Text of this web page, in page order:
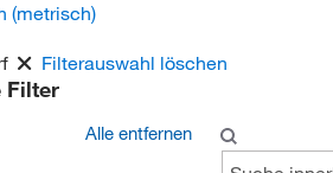
(metrisch)
Filterauswahl löschen
Filter
Alle entfernen